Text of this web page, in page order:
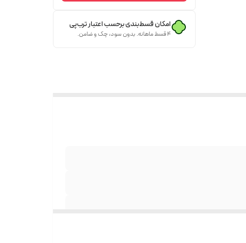
امکان قسط‌بندی برحسب اعتبار ترب‌پی
۴ قسط ماهانه. بدون سود، چک و ضامن.